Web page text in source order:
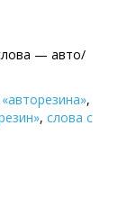
— авто/
,
, слова с